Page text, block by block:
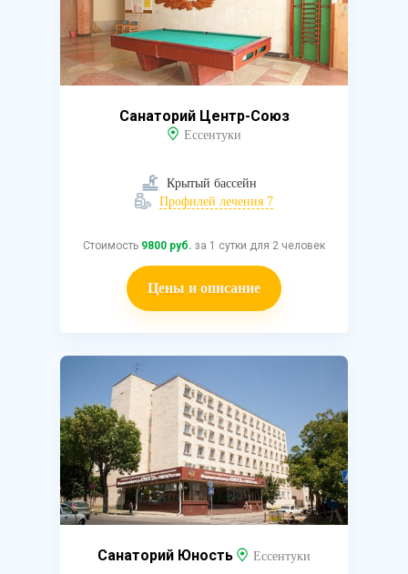
Санаторий Центр-Союз
Ессентуки
Крытый бассейн
Профилей лечения 7
Стоимость 9800 руб. за 1 сутки для 2 человек
Цены и описание
Санаторий Юность Ессентуки